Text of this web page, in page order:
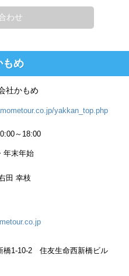
わせ
もめ
社かもめ
yakkan_top.php
～18:00
年末年始
田 幸枝
橋1-10-2 住友生命西新橋ビル